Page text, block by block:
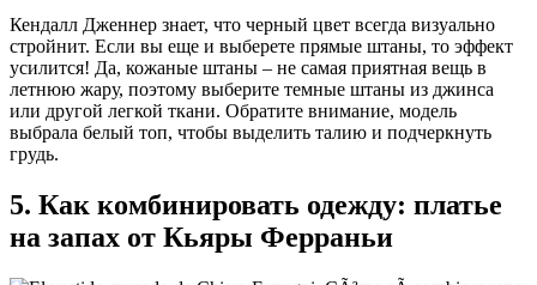
Кендалл Дженнер знает, что черный цвет всегда визуально
стройнит. Если вы еще и выберете прямые штаны, то эффект
усилится! Да, кожаные штаны – не самая приятная вещь в
летнюю жару, поэтому выберите темные штаны из джинса
или другой легкой ткани. Обратите внимание, модель
выбрала белый топ, чтобы выделить талию и подчеркнуть
грудь.
5. Как комбинировать одежду: платье
на запах от Кьяры Ферраньи